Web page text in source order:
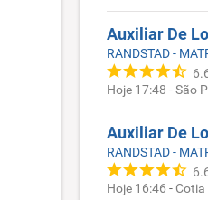
RANDSTAD -
Hoje 17:48 -São
RANDSTAD -
Hoje 16:46 - Cotia